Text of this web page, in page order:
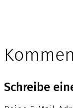
Schreibe